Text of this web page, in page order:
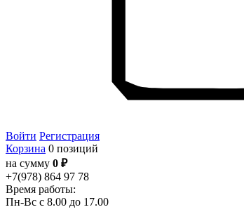
Войти Регистрация
Корзина 0 позиций
на сумму 0 ₽
+7(978) 864 97 78
Время работы:
Пн-Вс с 8.00 до 17.00